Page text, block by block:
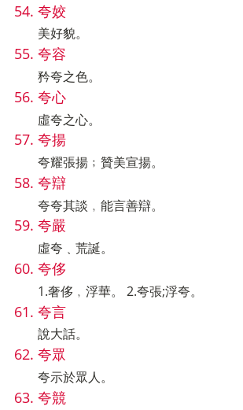
夸姣
美好貌。
夸容
矜夸之色。
夸心
虛夸之心。
夸揚
夸耀張揚﹔贊美宣揚。
夸辯
夸夸其談﹐能言善辯。
夸嚴
虛夸﹑荒誕。
夸侈
1.奢侈﹐浮華。 2.夸張;浮夸。
夸言
說大話。
夸眾
夸示於眾人。
夸競